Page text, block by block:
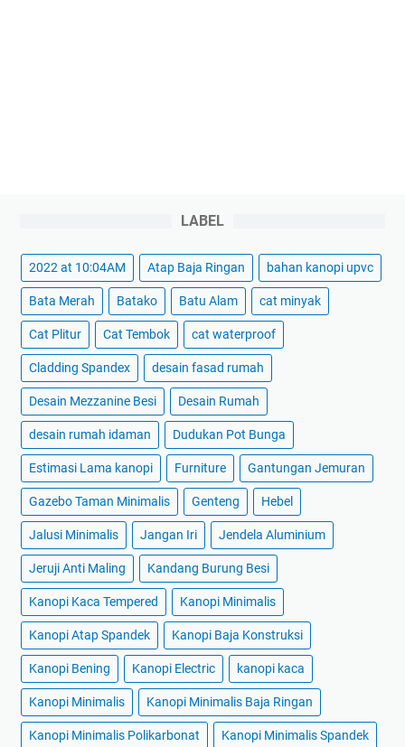
LABEL
2022 at 10:04AM Atap Baja Ringan bahan kanopi upvc
Bata Merah Batako Batu Alam cat minyak
Cat Plitur Cat Tembok cat waterproof
Cladding Spandex desain fasad rumah
Desain Mezzanine Besi Desain Rumah
desain rumah idaman Dudukan Pot Bunga
Estimasi Lama kanopi Furniture Gantungan Jemuran
Gazebo Taman Minimalis Genteng Hebel
Jalusi Minimalis Jangan Iri Jendela Aluminium
Jeruji Anti Maling Kandang Burung Besi
Kanopi Kaca Tempered Kanopi Minimalis
Kanopi Atap Spandek Kanopi Baja Konstruksi
Kanopi Bening Kanopi Electric kanopi kaca
Kanopi Minimalis Kanopi Minimalis Baja Ringan
Kanopi Minimalis Polikarbonat Kanopi Minimalis Spandek